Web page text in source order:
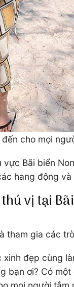
cho mọi
vực Bãi biển
hang động
vị tại
tham gia các
xinh đẹp cùng
bạn ơi? Có